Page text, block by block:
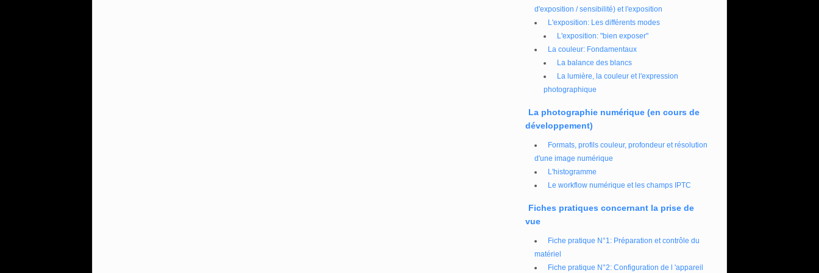
d'exposition / sensibilité) et l'exposition
L'exposition: Les différents modes
L'exposition: "bien exposer"
La couleur: Fondamentaux
La balance des blancs
La lumière, la couleur et l'expression
photographique
La photographie numérique (en cours de
développement)
Formats, profils couleur, profondeur et résolution
d'une image numérique
L'histogramme
Le workflow numérique et les champs IPTC
Fiches pratiques concernant la prise de
vue
Fiche pratique N°1: Préparation et contrôle du
matériel
Fiche pratique N°2: Configuration de l 'appareil